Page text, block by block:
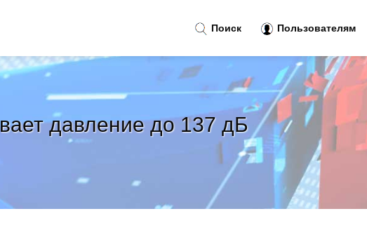
давление до 137 дБ
Поиск Пользователям